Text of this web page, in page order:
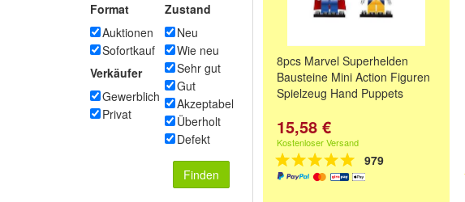
Format
Auktionen
Sofortkauf
Verkäufer
Gewerblich
Privat
Zustand
Neu
Wie neu
Sehr gut
Gut
Akzeptabel
Überholt
Defekt
Finden
8pcs Marvel Superhelden
Bausteine Mini Action Figuren
Spielzeug Hand Puppets
15,58 €
Kostenloser Versand
979